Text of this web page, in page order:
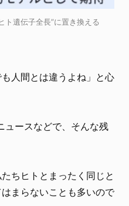
ト遺伝子全長”に置き換える
人間とは違うよね」と心
ュースなどで、そんな残
ちヒトとまったく同じと
まらないことも多いので